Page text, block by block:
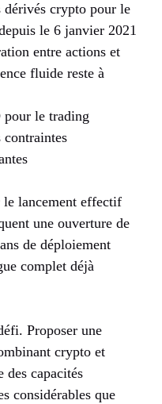
crypto pour le
le 6 janvier 2021
entre actions et
fluide reste à
le trading
contraintes
lancement effectif
une ouverture de
de déploiement
complet déjà
Proposer une
crypto et
des capacités
considérables que